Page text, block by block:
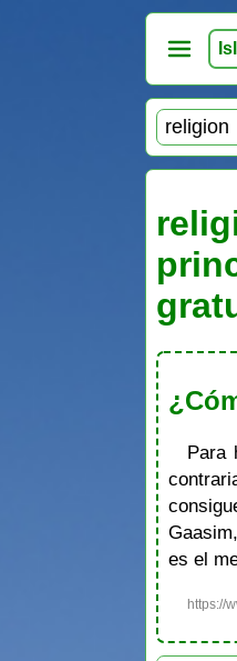
Para
es el
https://